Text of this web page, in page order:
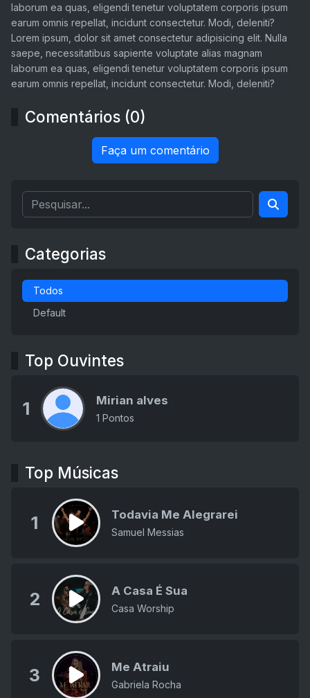
laborum ea quas, eligendi tenetur voluptatem corporis ipsum
earum omnis repellat, incidunt consectetur. Modi, deleniti?
Lorem ipsum, dolor sit amet consectetur adipisicing elit. Nulla
saepe, necessitatibus sapiente voluptate alias magnam
laborum ea quas, eligendi tenetur voluptatem corporis ipsum
earum omnis repellat, incidunt consectetur. Modi, deleniti?
Comentários (0)
Faça um comentário
Categorias
Todos
Default
Top Ouvintes
1 Mirian alves
1 Pontos
Top Músicas
1 Todavia Me Alegrarei
Samuel Messias
2 A Casa É Sua
Casa Worship
3 Me Atraiu
Gabriela Rocha